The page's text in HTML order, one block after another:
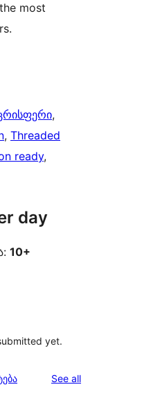
most
, Threaded
ready
day
10+
yet.
See allreviews